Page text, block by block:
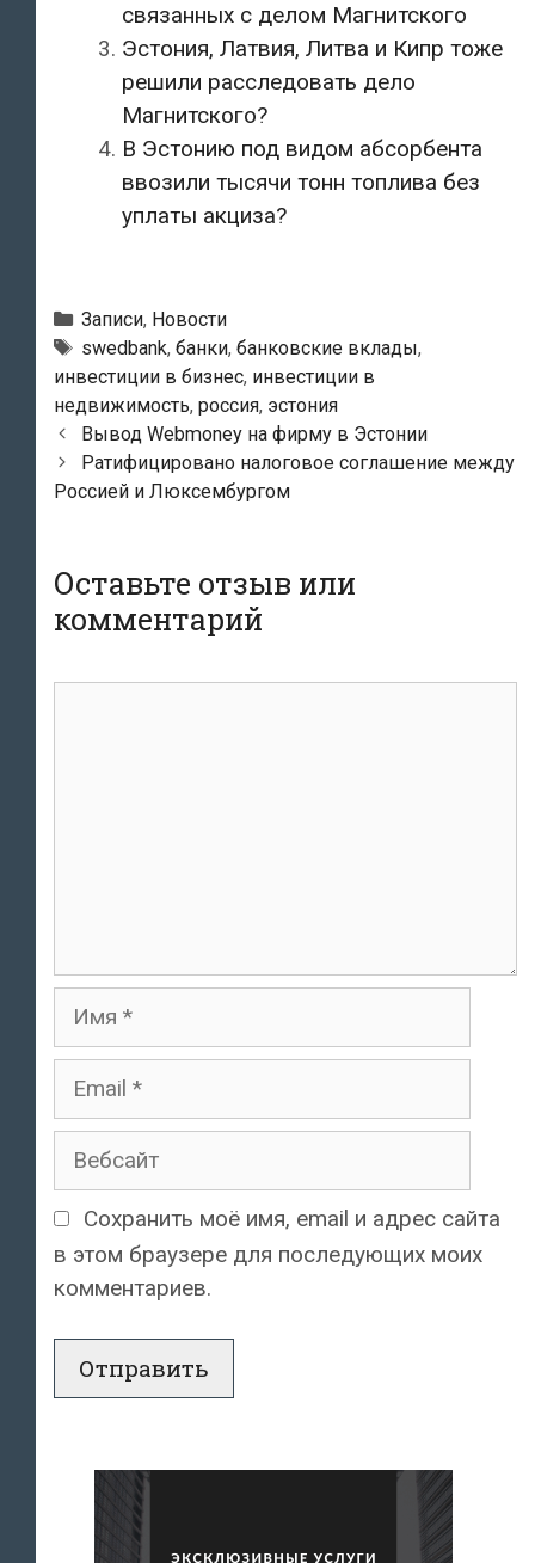
связанных с делом Магнитского
Эстония, Латвия, Литва и Кипр тоже
решили расследовать дело
Магнитского?
В Эстонию под видом абсорбента
ввозили тысячи тонн топлива без
уплаты акциза?
Рубрики
Записи, Новости
Метки
swedbank, банки, банковские вклады,
инвестиции в бизнес, инвестиции в
недвижимость, россия, эстония
Навигация
по
записям
Вывод Webmoney на фирму в Эстонии
Ратифицировано налоговое соглашение между
Россией и Люксембургом
Оставьте отзыв или
комментарий
Имя
Email
Вебсайт
Сохранить моё имя, email и адрес сайта
в этом браузере для последующих моих
комментариев.